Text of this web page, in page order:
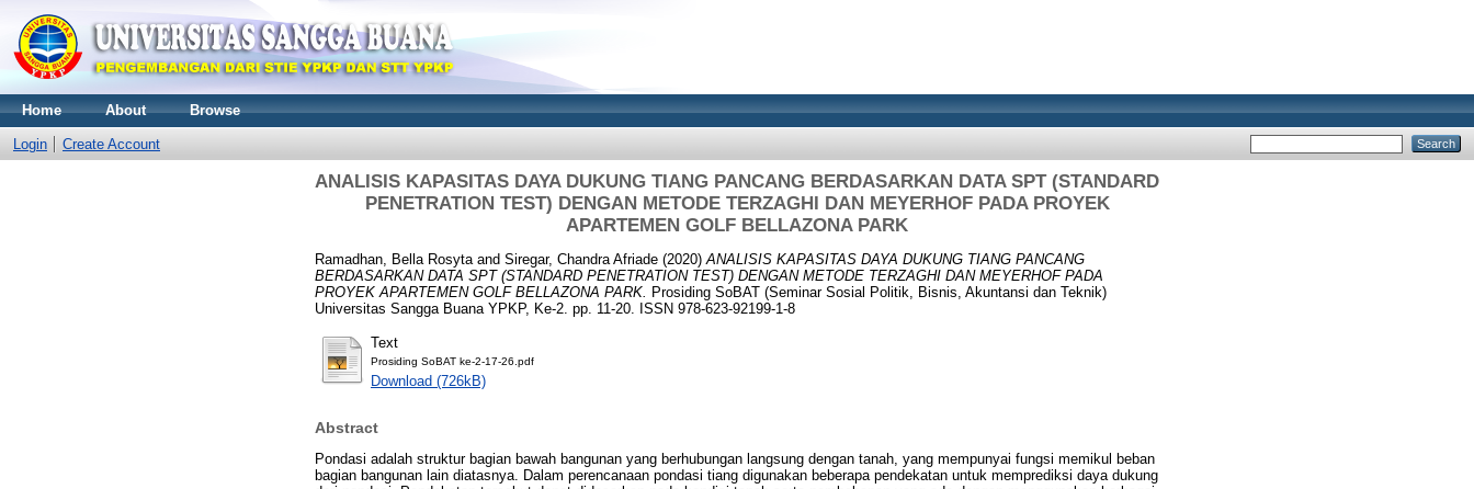
Home About Browse
Login Create Account
ANALISIS KAPASITAS DAYA DUKUNG TIANG PANCANG BERDASARKAN DATA SPT (STANDARD
PENETRATION TEST) DENGAN METODE TERZAGHI DAN MEYERHOF PADA PROYEK
APARTEMEN GOLF BELLAZONA PARK
Ramadhan, Bella Rosyta and Siregar, Chandra Afriade (2020) ANALISIS KAPASITAS DAYA DUKUNG TIANG PANCANG
BERDASARKAN DATA SPT (STANDARD PENETRATION TEST) DENGAN METODE TERZAGHI DAN MEYERHOF PADA
PROYEK APARTEMEN GOLF BELLAZONA PARK.
Prosiding SoBAT (Seminar Sosial Politik, Bisnis, Akuntansi dan Teknik)
Universitas Sangga Buana YPKP, Ke-2. pp. 11-20. ISSN 978-623-92199-1-8
Text
Prosiding SoBAT ke-2-17-26.pdf
Download (726kB)
Abstract
Pondasi adalah struktur bagian bawah bangunan yang berhubungan langsung dengan tanah, yang mempunyai fungsi memikul beban
bagian bangunan lain diatasnya. Dalam perencanaan pondasi tiang digunakan beberapa pendekatan untuk memprediksi daya dukung